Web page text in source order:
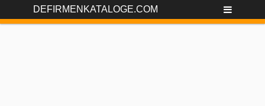
DEFIRMENKATALOGE.COM